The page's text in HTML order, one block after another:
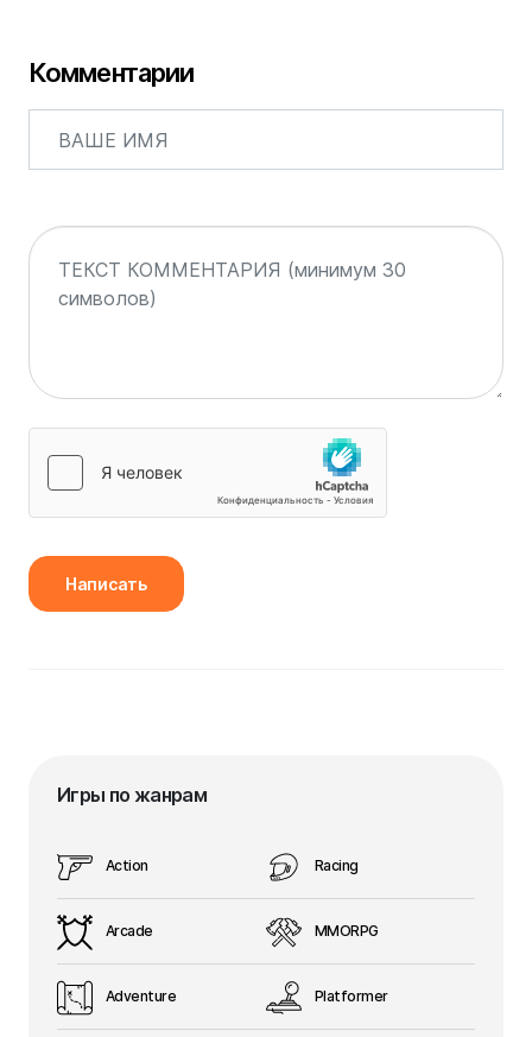
Комментарии
Написать
Игры по жанрам
Action
Arcade
Adventure
Racing
MMORPG
Platformer